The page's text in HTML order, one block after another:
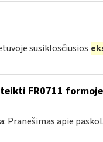
susiklosčiusios
FR0711
Pranešimas apie